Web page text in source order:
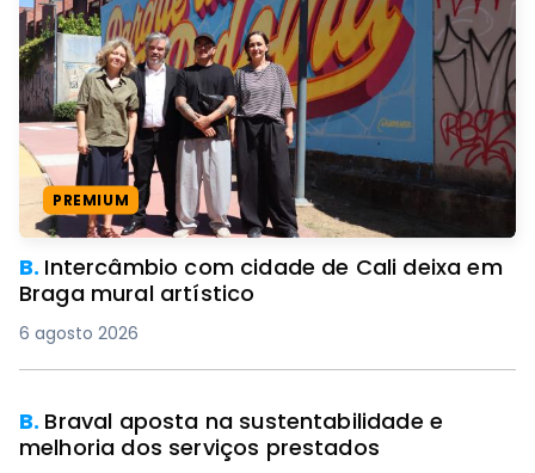
PREMIUM
B. Intercâmbio com cidade de Cali deixa em
Braga mural artístico
6 agosto 2026
B. Braval aposta na sustentabilidade e
melhoria dos serviços prestados